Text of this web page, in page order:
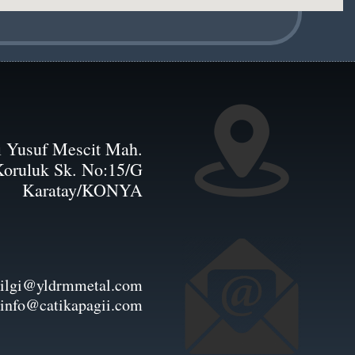
Yusuf Mescit Mah.
Sk. No:15/G
Karatay/KONYA
info@catikapagii.com